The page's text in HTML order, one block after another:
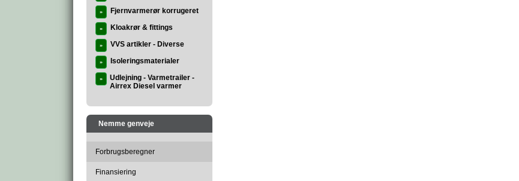
» Fjernvarmerør korrugeret
» Kloakrør & fittings
» VVS artikler - Diverse
» Isoleringsmaterialer
»
Udlejning - Varmetrailer -
Airrex Diesel varmer
Nemme genveje
Forbrugsberegner
Finansiering